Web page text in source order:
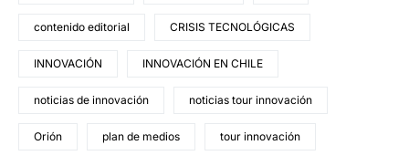
contenido editorial CRISIS TECNOLÓGICAS
INNOVACIÓN INNOVACIÓN EN CHILE
noticias de innovación noticias tour innovación
Orión plan de medios tour innovación